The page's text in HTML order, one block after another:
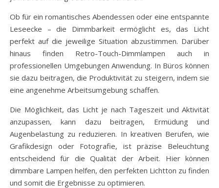
Ob für ein romantisches Abendessen oder eine entspannte
Leseecke – die Dimmbarkeit ermöglicht es, das Licht
perfekt auf die jeweilige Situation abzustimmen. Darüber
hinaus finden Retro-Touch-Dimmlampen auch in
professionellen Umgebungen Anwendung. In Büros können
sie dazu beitragen, die Produktivität zu steigern, indem sie
eine angenehme Arbeitsumgebung schaffen.
Die Möglichkeit, das Licht je nach Tageszeit und Aktivität
anzupassen, kann dazu beitragen, Ermüdung und
Augenbelastung zu reduzieren. In kreativen Berufen, wie
Grafikdesign oder Fotografie, ist präzise Beleuchtung
entscheidend für die Qualität der Arbeit. Hier können
dimmbare Lampen helfen, den perfekten Lichtton zu finden
und somit die Ergebnisse zu optimieren.